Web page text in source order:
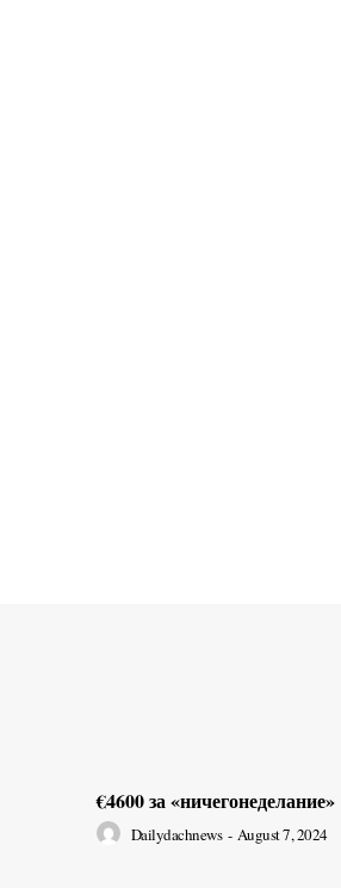
€4600 за «ничегонеделание»
Dailydachnews - August 7, 2024